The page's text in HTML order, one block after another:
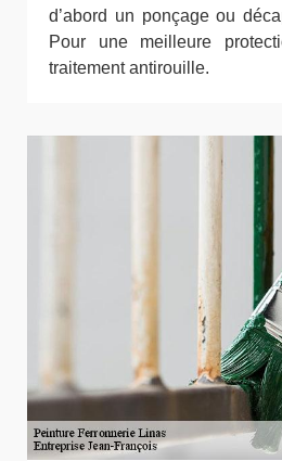
d’abord un ponçage ou
Pour une meilleure
traitement antirouille.